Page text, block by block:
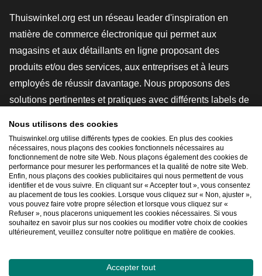
Thuiswinkel.org est un réseau leader d'inspiration en
matière de commerce électronique qui permet aux
magasins et aux détaillants en ligne proposant des
produits et/ou des services, aux entreprises et à leurs
employés de réussir davantage. Nous proposons des
solutions pertinentes et pratiques avec différents labels de
études de marché, et nous disposons de notre propre
plateforme d'enseignement, la Thuiswinkel e-Academy.
Naviguer rapidement
©Thuiswinkel.org
Nous utilisons des cookies
Thuiswinkel.org utilise différents types de cookies. En plus des cookies
nécessaires, nous plaçons des cookies fonctionnels nécessaires au
fonctionnement de notre site Web. Nous plaçons également des cookies de
performance pour mesurer les performances et la qualité de notre site Web.
Enfin, nous plaçons des cookies publicitaires qui nous permettent de vous
identifier et de vous suivre. En cliquant sur « Accepter tout », vous consentez
au placement de tous les cookies. Lorsque vous cliquez sur « Non, ajuster »,
vous pouvez faire votre propre sélection et lorsque vous cliquez sur «
Refuser », nous placerons uniquement les cookies nécessaires. Si vous
souhaitez en savoir plus sur nos cookies ou modifier votre choix de cookies
ultérieurement, veuillez consulter notre politique en matière de cookies.
Accepter tout